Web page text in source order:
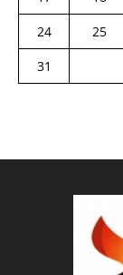
24
25
31